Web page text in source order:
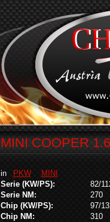
MINI COOPER
in PKW
MINI
Serie (KW/PS):
82/
Serie NM:
270
Chip (KW/PS):
97/
Chip NM:
310